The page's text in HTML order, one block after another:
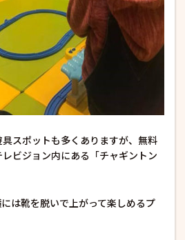
スポットも多くありますが、無料
ビジョン内にある「チャギントン
は靴を脱いで上がって楽しめるプ